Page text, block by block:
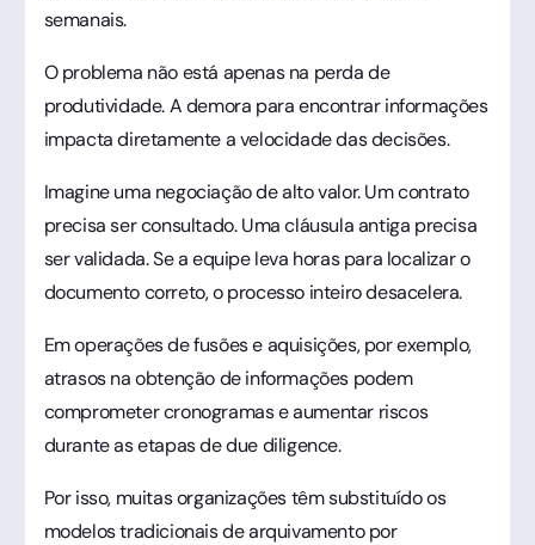
semanais.
O problema não está apenas na perda de
produtividade. A demora para encontrar informações
impacta diretamente a velocidade das decisões.
Imagine uma negociação de alto valor. Um contrato
precisa ser consultado. Uma cláusula antiga precisa
ser validada. Se a equipe leva horas para localizar o
documento correto, o processo inteiro desacelera.
Em operações de fusões e aquisições, por exemplo,
atrasos na obtenção de informações podem
comprometer cronogramas e aumentar riscos
durante as etapas de due diligence.
Por isso, muitas organizações têm substituído os
modelos tradicionais de arquivamento por